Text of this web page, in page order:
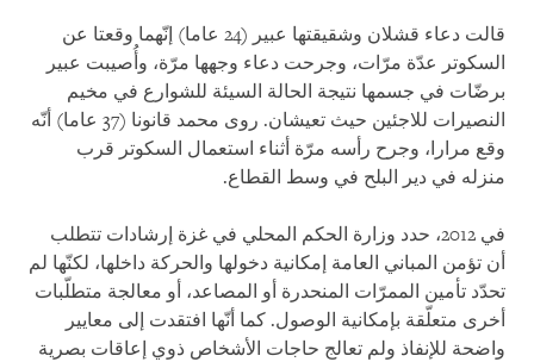
قالت دعاء قشلان وشقيقتها عبير (24 عاما) إنّهما وقعتا عن
السكوتر عدّة مرّات، وجرحت دعاء وجهها مرّة، وأُصيبت عبير
برضّات في جسمها نتيجة الحالة السيئة للشوارع في مخيم
النصيرات للاجئين حيث تعيشان. روى محمد قانونا (37 عاما) أنّه
وقع مرارا، وجرح رأسه مرّة أثناء استعمال السكوتر قرب
منزله في دير البلح في وسط القطاع.
في 2012، حدد وزارة الحكم المحلي في غزة إرشادات تتطلب
أن تؤمن المباني العامة إمكانية دخولها والحركة داخلها، لكنّها لم
تحدّد تأمين الممرّات المنحدرة أو المصاعد، أو معالجة متطلّبات
أخرى متعلّقة بإمكانية الوصول. كما أنّها افتقدت إلى معايير
واضحة للإنفاذ ولم تعالج حاجات الأشخاص ذوي إعاقات بصرية